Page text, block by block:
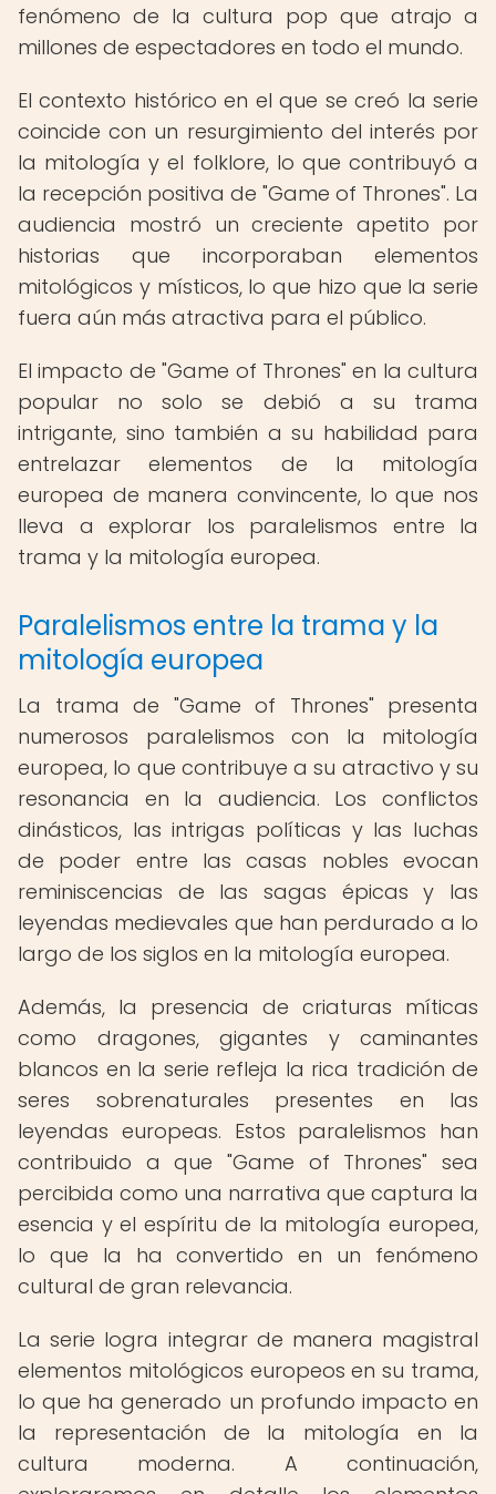
fenómeno de la cultura pop que atrajo a
millones de espectadores en todo el mundo.
El contexto histórico en el que se creó la serie
coincide con un resurgimiento del interés por
la mitología y el folklore, lo que contribuyó a
la recepción positiva de "Game of Thrones". La
audiencia mostró un creciente apetito por
historias que incorporaban elementos
mitológicos y místicos, lo que hizo que la serie
fuera aún más atractiva para el público.
El impacto de "Game of Thrones" en la cultura
popular no solo se debió a su trama
intrigante, sino también a su habilidad para
entrelazar elementos de la mitología
europea de manera convincente, lo que nos
lleva a explorar los paralelismos entre la
trama y la mitología europea.
Paralelismos entre la trama y la
mitología europea
La trama de "Game of Thrones" presenta
numerosos paralelismos con la mitología
europea, lo que contribuye a su atractivo y su
resonancia en la audiencia. Los conflictos
dinásticos, las intrigas políticas y las luchas
de poder entre las casas nobles evocan
reminiscencias de las sagas épicas y las
leyendas medievales que han perdurado a lo
largo de los siglos en la mitología europea.
Además, la presencia de criaturas míticas
como dragones, gigantes y caminantes
blancos en la serie refleja la rica tradición de
seres sobrenaturales presentes en las
leyendas europeas. Estos paralelismos han
contribuido a que "Game of Thrones" sea
percibida como una narrativa que captura la
esencia y el espíritu de la mitología europea,
lo que la ha convertido en un fenómeno
cultural de gran relevancia.
La serie logra integrar de manera magistral
elementos mitológicos europeos en su trama,
lo que ha generado un profundo impacto en
la representación de la mitología en la
cultura moderna. A continuación,